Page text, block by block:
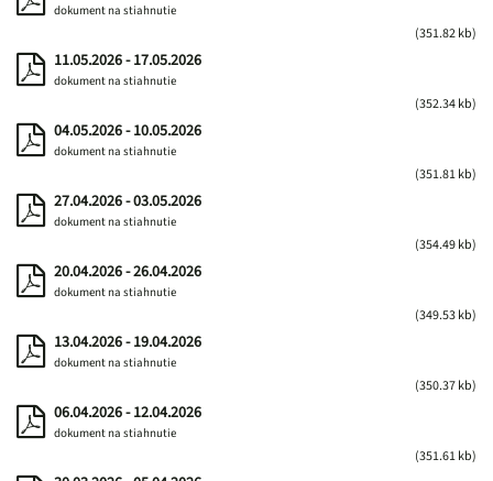
dokument na stiahnutie
(351.82 kb)
11.05.2026 - 17.05.2026
dokument na stiahnutie
(352.34 kb)
04.05.2026 - 10.05.2026
dokument na stiahnutie
(351.81 kb)
27.04.2026 - 03.05.2026
dokument na stiahnutie
(354.49 kb)
20.04.2026 - 26.04.2026
dokument na stiahnutie
(349.53 kb)
13.04.2026 - 19.04.2026
dokument na stiahnutie
(350.37 kb)
06.04.2026 - 12.04.2026
dokument na stiahnutie
(351.61 kb)